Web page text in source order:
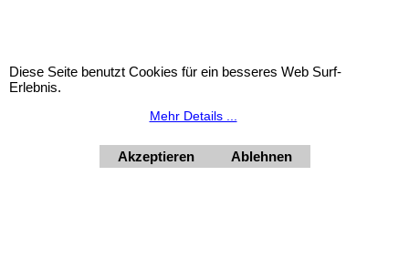
10.8.2026 inklusive geschlossen.
HORNdeko 1010 Wien, Fischerstiege 4-8
Dienstag - Freitag 10 - 18 Uhr, Samstag 9 - 12 Uhr. Montag
Diese Seite benutzt Cookies für ein besseres Web Surf-
Erlebnis.
Mehr Details ...
Akzeptieren Ablehnen